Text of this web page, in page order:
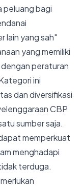
peluang bagi
lain yang sah"
yang memiliki
peraturan
ini
dan diversifikasi
CBP
sumber saja.
memperkuat
menghadapi
terduga.